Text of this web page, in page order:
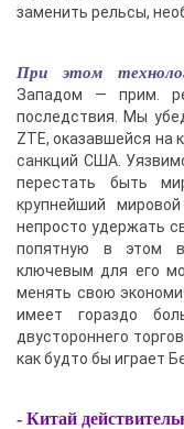
заменить рельсы,
При этом
Западом — прим.
последствия. Мы
ZTE, оказавшейся на
санкций США.
перестать быть
крупнейший
непросто удержать
попятную в этом
ключевым для его
менять свою
имеет гораздо
двустороннего
как будто бы играет
- Китай